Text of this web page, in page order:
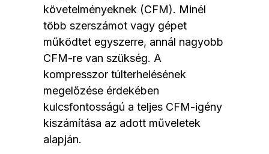
követelményeknek (CFM). Minél
több szerszámot vagy gépet
működtet egyszerre, annál nagyobb
CFM-re van szükség. A
kompresszor túlterhelésének
megelőzése érdekében
kulcsfontosságú a teljes CFM-igény
kiszámítása az adott műveletek
alapján.